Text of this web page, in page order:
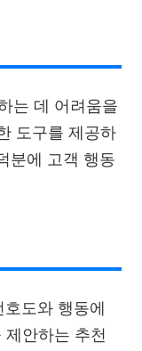
는 데 어려움을
도구를 제공하
분에 고객 행동
도와 행동에
안하는 추천